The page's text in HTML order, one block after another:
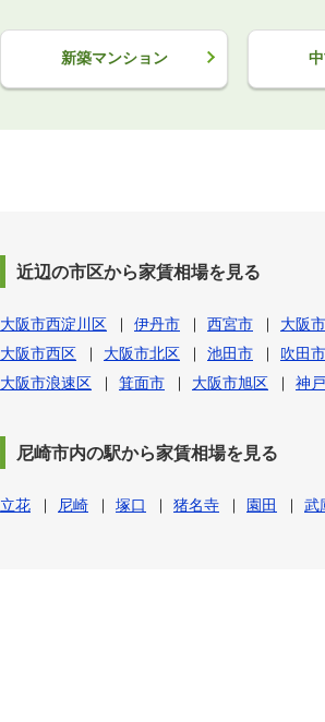
新築マンション
近辺の市区から家賃相場を見る
大阪市西淀川区 伊丹市 西宮市 大阪
大阪市西区
大阪市北区 池田市 吹田市
大阪市浪速区
箕面市 大阪市旭区 神
尼崎市内の駅から家賃相場を見る
立花 尼崎 塚口 猪名寺 園田 武